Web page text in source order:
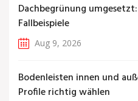
Dachbegrünung
Fallbeispiele
Aug 9, 2026
Bodenleisten innen und
Profile richtig wählen